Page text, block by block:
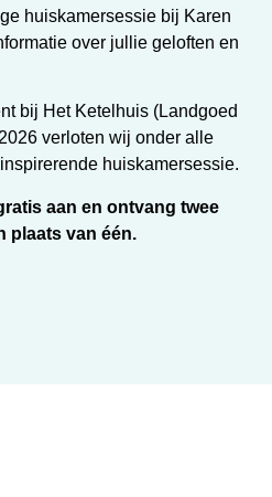
huiskamersessie bij Karen
over jullie geloften en
bij Het Ketelhuis (Landgoed
verloten wij onder alle
huiskamersessie.
aan en ontvang twee
plaats van één.